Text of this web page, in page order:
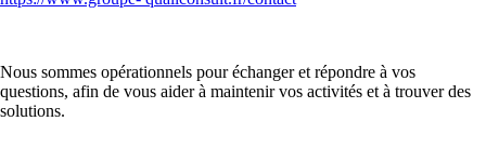
Nous sommes opérationnels pour échanger et répondre à vos
questions, afin de vous aider à maintenir vos activités et à trouver des
solutions.